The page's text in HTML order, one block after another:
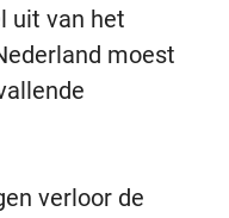
uit van het
moest
verloor de